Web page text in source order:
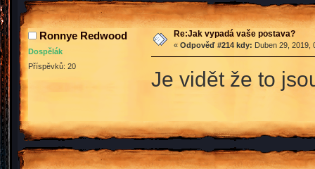
Ronnye Redwood
Dospělák
Příspěvků: 20
Re:Jak vypadá vaše postava?
« Odpověď #214 kdy: Duben 29, 2019,
Je vidět že to